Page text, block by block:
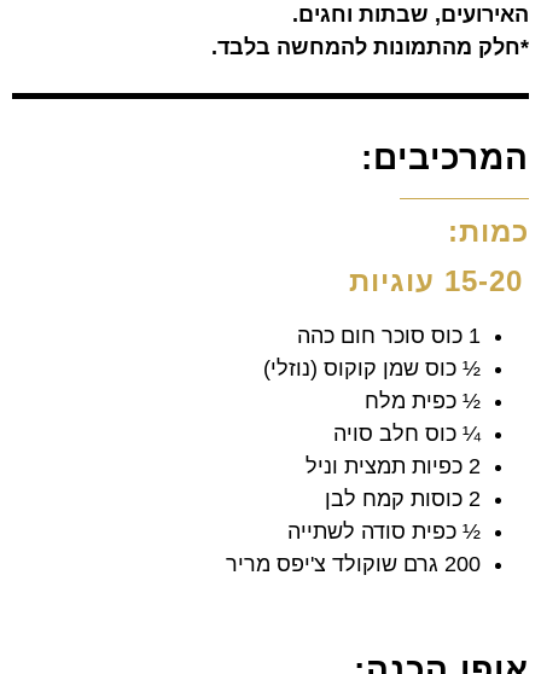
האירועים, שבתות וחגים.
*חלק מהתמונות להמחשה בלבד.
המרכיבים:
כמות:
15-20 עוגיות
1 כוס סוכר חום כהה
½ כוס שמן קוקוס (נוזלי)
½ כפית מלח
¼ כוס חלב סויה
2 כפיות תמצית וניל
2 כוסות קמח לבן
½ כפית סודה לשתייה
200 גרם שוקולד צ'יפס מריר